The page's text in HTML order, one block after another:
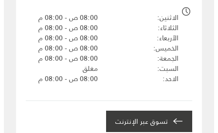
الاثنين
08:00 ص - 08:00 م
الثلاثاء
08:00 ص - 08:00 م
الأربعاء
08:00 ص - 08:00 م
الخميس
08:00 ص - 08:00 م
الجمعة
08:00 ص - 08:00 م
السبت
مغلق
الاحد
08:00 ص - 08:00 م
تسوق عبر الإنترنت